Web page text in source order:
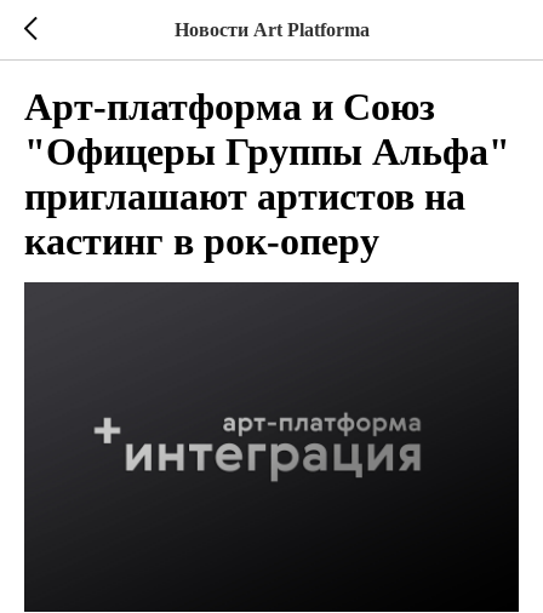
Новости Art Platforma
Арт-платформа и Союз
"Офицеры Группы Альфа"
приглашают артистов на
кастинг в рок-оперу